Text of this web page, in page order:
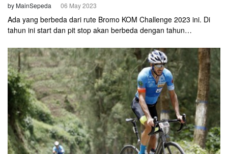
by MainSepeda 06 May 2023
Ada yang berbeda dari rute Bromo KOM Challenge 2023 ini. Di
tahun ini start dan pit stop akan berbeda dengan tahun
dan pit stop akan kembali ke Gor Untung Suropati Pasuruan
seperti Bromo KOM ketika sebelum pandemi Covid-19.